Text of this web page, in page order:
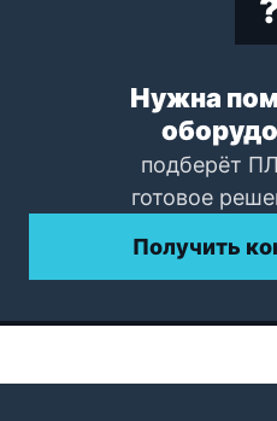
Нужна
подберёт
готовое
Получить